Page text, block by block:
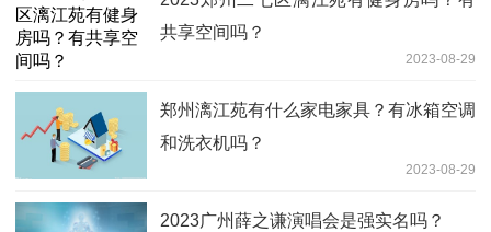
共享空间吗？
2023-08-29
郑州漓江苑有什么家电家具？有冰箱空调
和洗衣机吗？
2023-08-29
2023广州薛之谦演唱会是强实名吗？